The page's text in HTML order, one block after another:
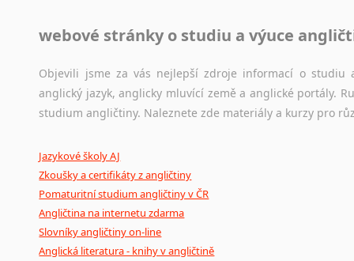
Jazykový korpus je elektronický soubor autentických
původního zdroje textu.
Ostatní pomůcky pro překladatele
poradny a pravidla
webové stránky o studiu a výuce
Objevili jsme za vás nejlepší zdroje informací o studiu
anglický jazyk, anglicky mluvící země a anglické portály.
studium angličtiny. Naleznete zde materiály a kurzy pro
Jazykové školy AJ
Zkoušky a certifikáty z angličtiny
Pomaturitní studium angličtiny v ČR
Angličtina na internetu zdarma
Slovníky angličtiny on-line
Anglická literatura - knihy v angličtině